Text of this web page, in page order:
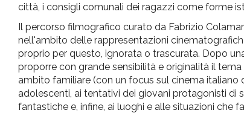
città, i consigli comunali dei ragazzi come forme
Il percorso filmografico curato da Fabrizio
nell'ambito delle rappresentazioni
proprio per questo, ignorata o trascurata. Dopo
proporre con grande sensibilità e originalità il
ambito familiare (con un focus sul cinema
adolescenti, ai tentativi dei giovani protagonisti
fantastiche e, infine, ai luoghi e alle situazioni che